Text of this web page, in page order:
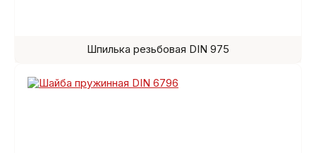
Шпилька резьбовая DIN 975